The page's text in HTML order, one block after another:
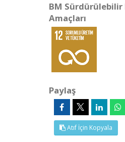
BM Sürdürülebilir
Amaçları
Paylaş
Atıf İçin Kopyala